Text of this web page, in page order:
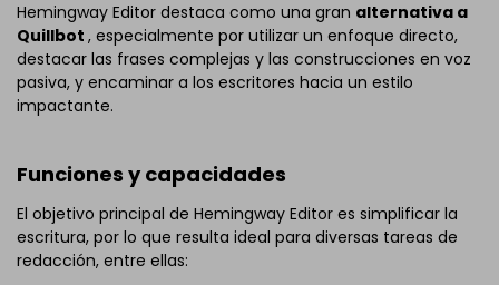
Hemingway Editor destaca como una gran alternativa a
Quillbot , especialmente por utilizar un enfoque directo,
destacar las frases complejas y las construcciones en voz
pasiva, y encaminar a los escritores hacia un estilo
impactante.
Funciones y capacidades
El objetivo principal de Hemingway Editor es simplificar la
escritura, por lo que resulta ideal para diversas tareas de
redacción, entre ellas: